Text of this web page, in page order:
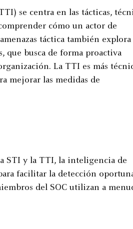
se centra en las tácticas,
cómo un actor de
táctica también explora
que busca de forma proactiva
La TTI es más
mejorar las medidas de
STI y la TTI, la inteligencia de
facilitar la detección
del SOC utilizan a